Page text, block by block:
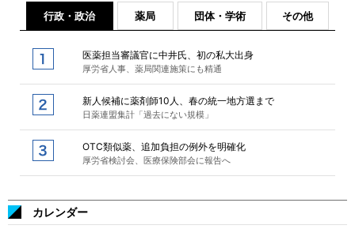
行政・政治 薬局 団体・学術 その他
医薬担当審議官に中井氏、初の私大出身
厚労省人事、薬局関連施策にも精通
新人候補に薬剤師10人、春の統一地方選まで
日薬連盟集計「過去にない規模」
OTC類似薬、追加負担の例外を明確化
厚労省検討会、医療保険部会に報告へ
カレンダー